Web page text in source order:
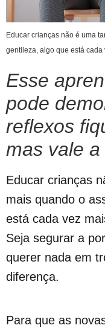
Educar crianças não é uma
gentileza, algo que está
Esse
pode
reflexos
mas vale
Educar crianças
mais quando o
está cada vez
Seja segurar a
querer nada em
diferença.
Para que as